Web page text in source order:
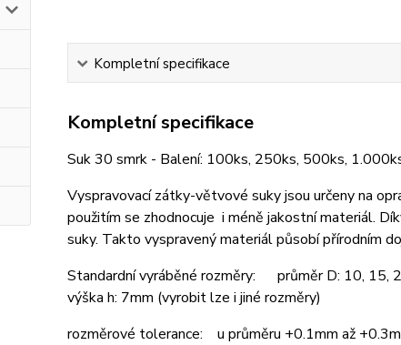
Kompletní specifikace
Kompletní specifikace
Suk 30 smrk - Balení: 100ks, 250ks, 500ks,
Vyspravovací zátky-větvové suky jsou určeny na
použitím se zhodnocuje i méně jakostní materiál.
suky. Takto vyspravený materiál působí přírodním
Standardní vyráběné rozměry: průměr D: 10, 15,
výška h: 7mm (vyrobit lze i jiné rozměry)
rozměrové tolerance: u průměru +0.1mm až